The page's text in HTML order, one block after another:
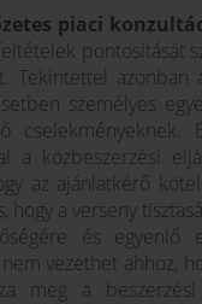
piaci
pontosítását
Tekintettel azonban
személyes
a közbeszerzési
az ajánlatkérő
a verseny
és egyenlő
vezethet ahhoz,
meg a